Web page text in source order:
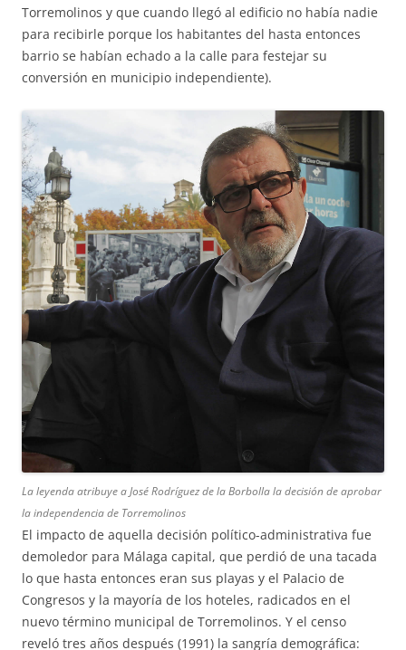
Torremolinos y que cuando llegó al edificio no había nadie
para recibirle porque los habitantes del hasta entonces
barrio se habían echado a la calle para festejar su
conversión en municipio independiente).
La leyenda atribuye a José Rodríguez de la Borbolla la decisión de aprobar
la independencia de Torremolinos
El impacto de aquella decisión político-administrativa fue
demoledor para Málaga capital, que perdió de una tacada
lo que hasta entonces eran sus playas y el Palacio de
Congresos y la mayoría de los hoteles, radicados en el
nuevo término municipal de Torremolinos. Y el censo
reveló tres años después (1991) la sangría demográfica: